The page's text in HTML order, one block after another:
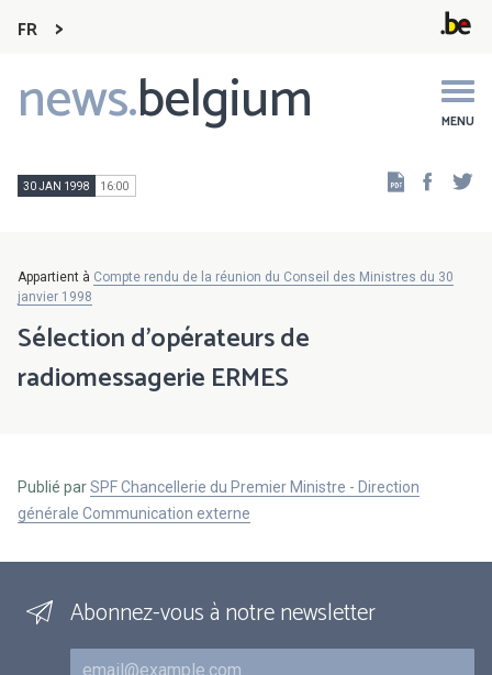
FR
news.belgium MENU
Main
navigation
30 JAN 1998 16:00
Appartient à Compte rendu de la réunion du Conseil des Ministres du 30
janvier 1998
Sélection d'opérateurs de
radiomessagerie ERMES
Publié parSPF Chancellerie du Premier Ministre - Direction
générale Communication externe
Abonnez-vous à notre newsletter
Courriel